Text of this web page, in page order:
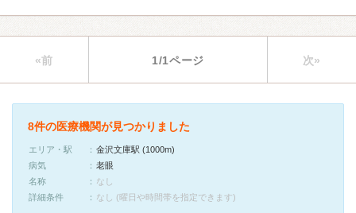
«前 1/1ページ 次»
8件の医療機関が見つかりました
エリア・駅
金沢文庫駅 (1000m)
病気
老眼
名称
なし
詳細条件
なし (曜日や時間帯を指定できます)